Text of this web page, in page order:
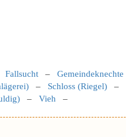
Fallsucht – Gemeindeknechte
– Schloss (Riegel) –
– Vieh –